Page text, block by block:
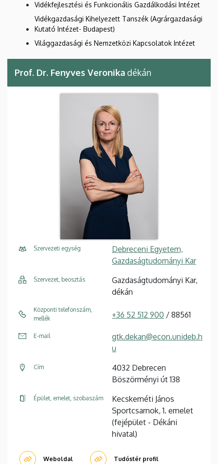
Vidékfejlesztési és Funkcionális Gazdálkodási Intézet
Vidékgazdasági Kihelyezett Tanszék (Agrárgazdasági
Kutató Intézet- Budapest)
Világgazdasági és Nemzetközi Kapcsolatok Intézet
Prof. Dr. Fenyves Veronika dékán
Szervezeti egység
Debreceni Egyetem,
Gazdaságtudományi Kar
Szervezet, beosztás
Gazdaságtudományi Kar,
dékán
Központi telefonszám,
mellék
+36 52 512 900 / 88561
E-mail
gtk.dekan@econ.unideb.h
u
Cím
4032 Debrecen
Böszörményi út 138
Épület, emelet, szobaszám
Kecskeméti János
Sportcsarnok, 1. emelet
(fejépület - Dékáni
hivatal)
Weboldal Tudóstér profil